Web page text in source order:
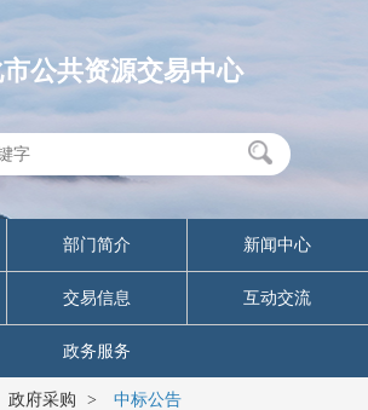
公共资源交易中心
部门简介 新闻中心
交易信息 互动交流
政务服务
政府采购 > 中标公告